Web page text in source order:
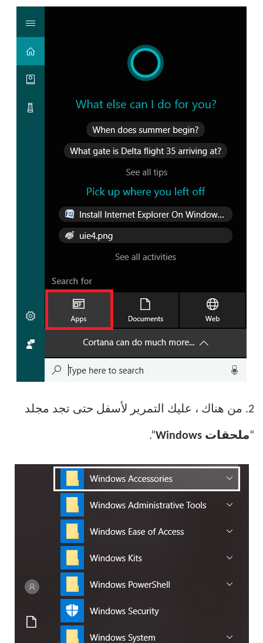
2. من هناك ، عليك التمرير لأسفل حتى تجد مجلد
“ملحقات Windows “.